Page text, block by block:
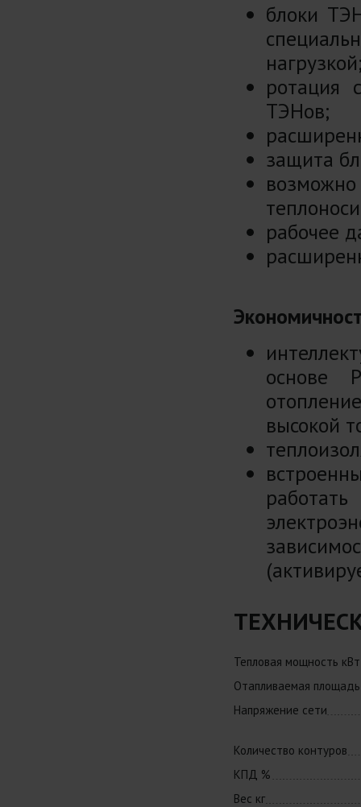
блоки
ротация
ТЭНов;
защита
рабочее
основе
высокой
Тепловая мощность кВт
Отапливаемая
Напряжение сети
Количество контуров
КПД %
Вес кг